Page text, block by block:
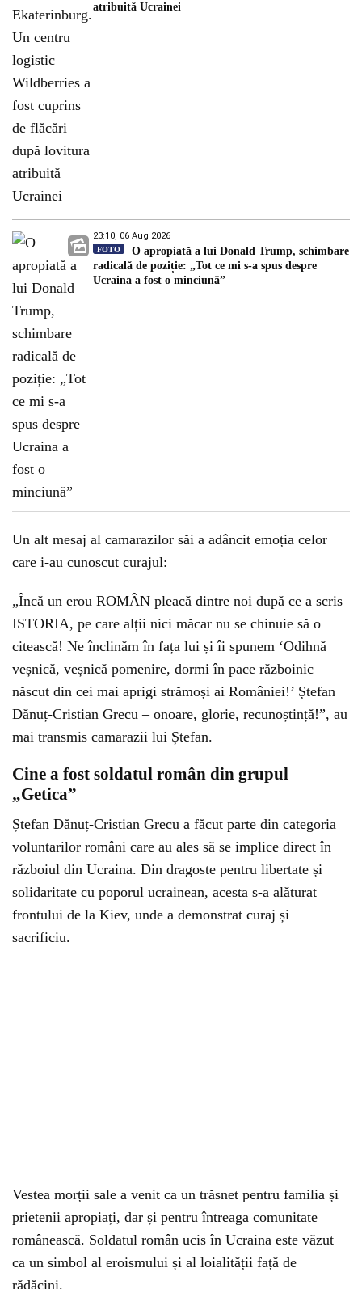
atribuită Ucrainei
23:10, 06 Aug 2026
FOTO
O apropiată a lui Donald Trump, schimbare
radicală de poziție: „Tot ce mi s-a spus despre
Ucraina a fost o minciună”
Un alt mesaj al camarazilor săi a adâncit emoția celor
care i-au cunoscut curajul:
„Încă un erou ROMÂN pleacă dintre noi după ce a scris
ISTORIA, pe care alții nici măcar nu se chinuie să o
citească! Ne înclinăm în fața lui și îi spunem ‘Odihnă
veșnică, veșnică pomenire, dormi în pace războinic
născut din cei mai aprigi strămoși ai României!’ Ștefan
Dănuț-Cristian Grecu – onoare, glorie, recunoștință!”, au
mai transmis camarazii lui Ștefan.
Cine a fost soldatul român din grupul
„Getica”
Ștefan Dănuț-Cristian Grecu a făcut parte din categoria
voluntarilor români care au ales să se implice direct în
războiul din Ucraina. Din dragoste pentru libertate și
solidaritate cu poporul ucrainean, acesta s-a alăturat
frontului de la Kiev, unde a demonstrat curaj și
sacrificiu.
Vestea morții sale a venit ca un trăsnet pentru familia și
prietenii apropiați, dar și pentru întreaga comunitate
românească. Soldatul român ucis în Ucraina este văzut
ca un simbol al eroismului și al loialității față de
rădăcini.